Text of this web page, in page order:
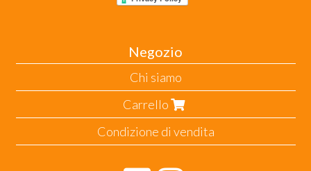
Negozio
Chi siamo
Carrello
Condizione di vendita